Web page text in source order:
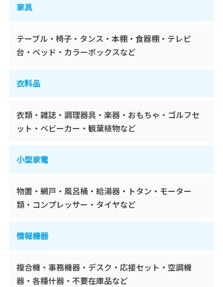
家具
テーブル・椅子・タンス・本棚・食器棚・テレビ
台・ベッド・カラーボックスなど
衣料品
衣類・雑誌・調理器具・楽器・おもちゃ・ゴルフセ
ット・ベビーカー・観葉植物など
小型家電
物置・網戸・風呂桶・給湯器・トタン・モーター
類・コンプレッサー・タイヤなど
情報機器
複合機・事務機器・デスク・応接セット・空調機
器・各種什器・不要在庫品など